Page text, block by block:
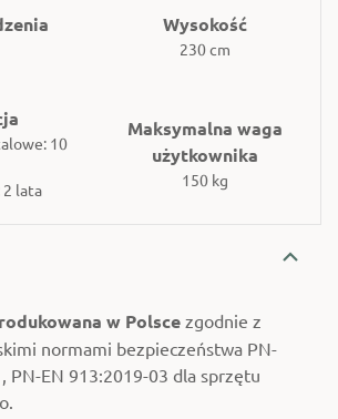
Wysokość
230 cm
10
2 lata
Maksymalna waga
użytkownika
150 kg
w Polsce zgodnie z
normami bezpieczeństwa PN-
PN-EN 913:2019-03 dla sprzętu